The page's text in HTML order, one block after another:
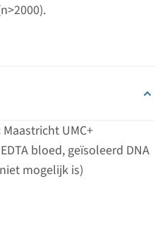
Maastricht UMC+
EDTA bloed, geïsoleerd DNA
mogelijk is)